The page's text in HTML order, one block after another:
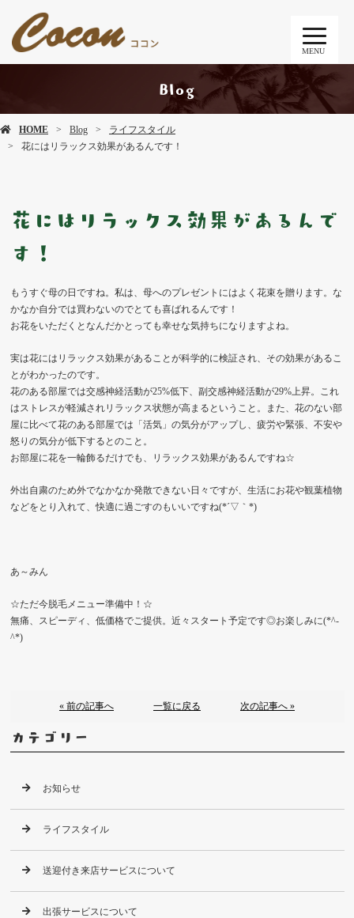
MENU
Blog
HOME Blog
ライフスタイル
花にはリラックス効果があるんです！
花にはリラックス効果があるんで
す！
もうすぐ母の日ですね。私は、母へのプレゼントにはよく花束を贈ります。な
かなか自分では買わないのでとても喜ばれるんです！
お花をいただくとなんだかとっても幸せな気持ちになりますよね。
実は花にはリラックス効果があることが科学的に検証され、その効果があるこ
とがわかったのです。
花のある部屋では交感神経活動が25%低下、副交感神経活動が29%上昇。これ
はストレスが軽減されリラックス状態が高まるということ。また、花のない部
屋に比べて花のある部屋では「活気」の気分がアップし、疲労や緊張、不安や
怒りの気分が低下するとのこと。
お部屋に花を一輪飾るだけでも、リラックス効果があるんですね☆
外出自粛のため外でなかなか発散できない日々ですが、生活にお花や観葉植物
などをとり入れて、快適に過ごすのもいいですね(*´▽｀*)
あ～みん
☆ただ今脱毛メニュー準備中！☆
無痛、スピーディ、低価格でご提供。近々スタート予定です◎お楽しみに(*^-
^*)
« 前の記事へ 一覧に戻る 次の記事へ »
カテゴリー
お知らせ
ライフスタイル
送迎付き来店サービスについて
出張サービスについて